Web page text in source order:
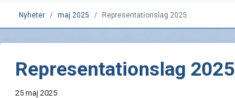
Nyheter maj 2025 Representationslag 2025
Representationslag 2025
25 maj 2025